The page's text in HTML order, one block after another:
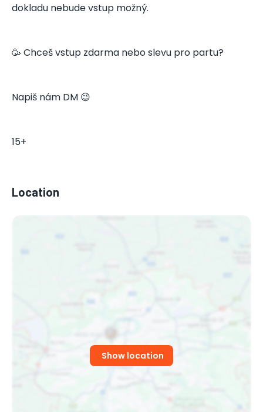
dokladu nebude vstup možný.
🥳 Chceš vstup zdarma nebo slevu pro partu?
Napiš nám DM 😉
15+
Location
Show location